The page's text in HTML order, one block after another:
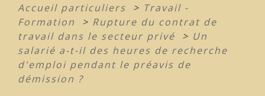
Accueil particuliers > Travail -
Formation
> Rupture du contrat de
travail dans le secteur privé
> Un
salarié a-t-il des heures de recherche
d'emploi pendant le préavis de
démission ?